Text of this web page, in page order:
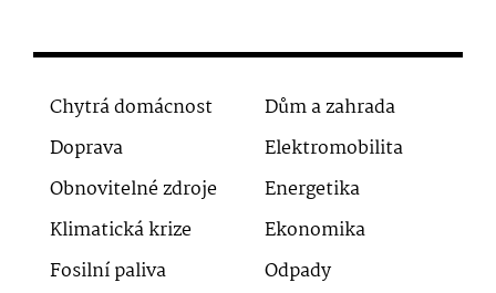
Chytrá domácnost
Dům a zahrada
Doprava
Elektromobilita
Obnovitelné zdroje
Energetika
Klimatická krize
Ekonomika
Fosilní paliva
Odpady